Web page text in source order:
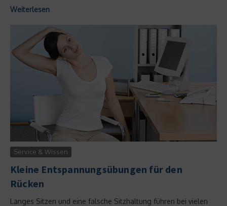
Weiterlesen
Service & Wissen
Kleine Entspannungsübungen für den
Rücken
Langes Sitzen und eine falsche Sitzhaltung führen bei vielen